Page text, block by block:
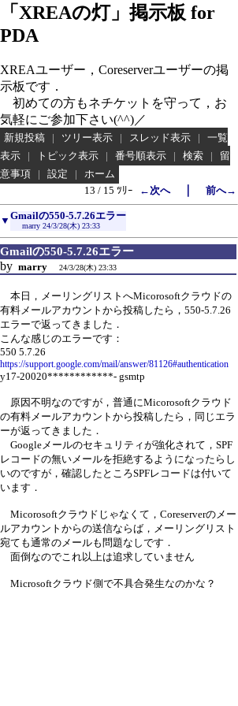
「XREAの灯」掲示板 for
PDA
XREAユーザー，Coreserverユーザーの掲
示板です．
初めての方もネチケットを守って，お
気軽にご参加下さい(^^)／
新規投稿 | ツリー表示 | スレッド表示 |
一覧
表示
| トピック表示 | 番号順表示 | 検索 |
留
意事項
| 設定 |
ホーム
13 / 15 ﾂﾘｰ
←次へ｜ 前へ→
▼ Gmailの550-5.7.26エラー
marry 24/3/28(木) 23:33
Gmailの550-5.7.26エラー
by marry 24/3/28(木) 23:33
本日，メーリングリストへMicorosoftクラウドの
有料メールアカウントから投稿したら，550-5.7.26
エラーで返ってきました．
こんな感じのエラーです：
550 5.7.26
https://support.google.com/mail/answer/81126#authentication
y17-20020************- gsmtp
原因不明なのですが，普通にMicorosoftクラウド
の有料メールアカウントから投稿したら，同じエラ
ーが返ってきました．
Googleメールのセキュリティが強化されて，SPF
レコードの無いメールを拒絶するようになったらし
いのですが，確認したところSPFレコードは付いて
います．
Micorosoftクラウドじゃなくて，Coreserverのメー
ルアカウントからの送信ならば，メーリングリスト
宛ても通常のメールも問題なしです．
面倒なのでこれ以上は追求していません
Microsoftクラウド側で不具合発生なのかな？